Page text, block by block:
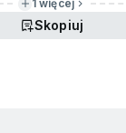
1 więcej
Skopiuj